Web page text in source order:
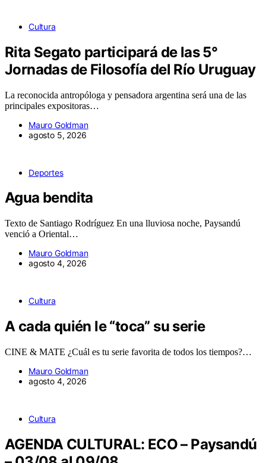
Cultura
Rita Segato participará de las 5°
Jornadas de Filosofía del Río Uruguay
La reconocida antropóloga y pensadora argentina será una de las
principales expositoras…
Mauro Goldman
agosto 5, 2026
Deportes
Agua bendita
Texto de Santiago Rodríguez En una lluviosa noche, Paysandú
venció a Oriental…
Mauro Goldman
agosto 4, 2026
Cultura
A cada quién le “toca” su serie
CINE & MATE ¿Cuál es tu serie favorita de todos los tiempos?…
Mauro Goldman
agosto 4, 2026
Cultura
AGENDA CULTURAL: ECO – Paysandú